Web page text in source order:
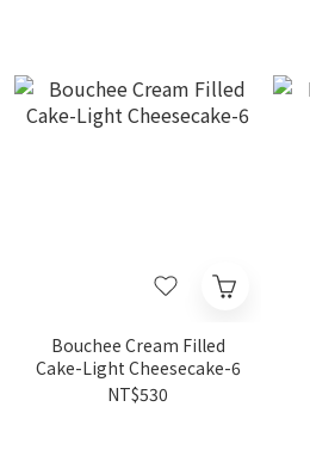
Bouchee Cream Filled
Cake-Light Cheesecake-6
NT$530